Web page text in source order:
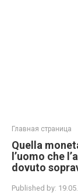
Главная страница
Quella
l’uomo che
dovuto
Published by: